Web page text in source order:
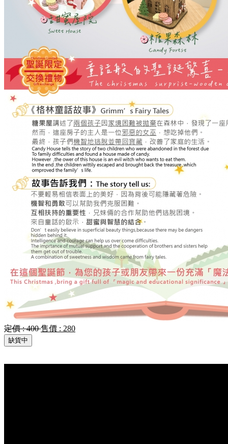
定價 :400售價 : 280
缺貨中